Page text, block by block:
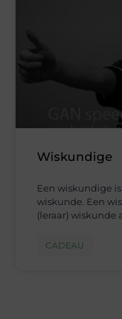
Wiskundige
Een wiskundige
wiskunde. Een
(leraar) wiskunde
CADEAU